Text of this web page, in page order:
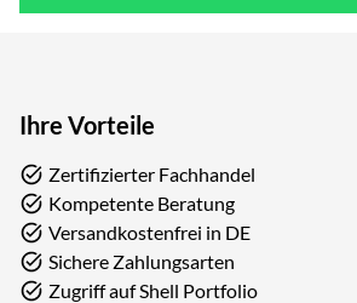
Ihre Vorteile
Zertifizierter Fachhandel
Kompetente Beratung
Versandkostenfrei in DE
Sichere Zahlungsarten
Zugriff auf Shell Portfolio